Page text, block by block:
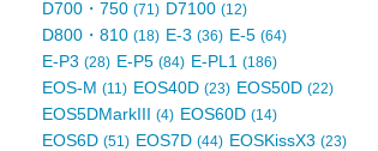
D700・750 (71) D7100 (12)
D800・810 (18) E-3 (36) E-5 (64)
E-P3 (28) E-P5 (84) E-PL1 (186)
EOS-M (11) EOS40D (23) EOS50D (22)
EOS5DMarkIII (4) EOS60D (14)
EOS6D (51) EOS7D (44) EOSKissX3 (23)